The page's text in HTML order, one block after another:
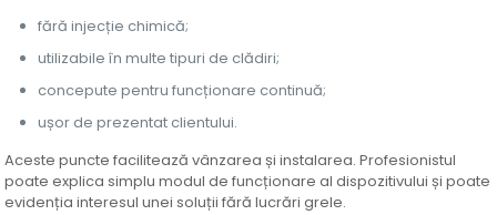
fără injecție chimică;
utilizabile în multe tipuri de clădiri;
concepute pentru funcționare continuă;
ușor de prezentat clientului.
Aceste puncte facilitează vânzarea și instalarea. Profesionistul
poate explica simplu modul de funcționare al dispozitivului și poate
evidenția interesul unei soluții fără lucrări grele.